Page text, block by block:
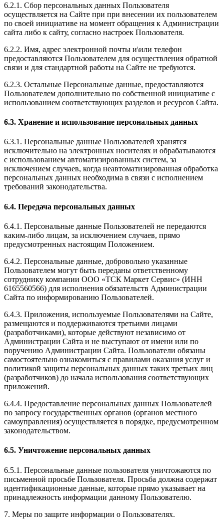
6.2.1. Сбор персональных данных Пользователя
осуществляется на Сайте при при внесении их пользователем
по своей инициативе на момент обращения к Администрации
сайта либо к сайту, согласно настроек Пользователя.
6.2.2. Имя, адрес электронной почты и\или телефон
предоставляются Пользователем для осуществления обратной
связи и для стандартной работы на Сайте не требуются.
6.2.3. Остальные Персональные данные, предоставляются
Пользователем дополнительно по собственной инициативе с
использованием соответствующих разделов и ресурсов Сайта.
6.3. Хранение и использование персональных данных
6.3.1. Персональные данные Пользователей хранятся
исключительно на электронных носителях и обрабатываются
с использованием автоматизированных систем, за
исключением случаев, когда неавтоматизированная обработка
персональных данных необходима в связи с исполнением
требований законодательства.
6.4. Передача персональных данных
6.4.1. Персональные данные Пользователей не передаются
каким-либо лицам, за исключением случаев, прямо
предусмотренных настоящим Положением.
6.4.2. Персональные данные, добровольно указанные
Пользователем могут быть переданы ответственному
сотруднику компании ООО «ТСК Маркет Сервис» (ИНН
6165560566) для исполнения обязательств Администрации
Сайта по информированию Пользователей.
6.4.3. Приложения, используемые Пользователями на Сайте,
размещаются и поддерживаются третьими лицами
(разработчиками), которые действуют независимо от
Администрации Сайта и не выступают от имени или по
поручению Администрации Сайта. Пользователи обязаны
самостоятельно ознакомиться с правилами оказания услуг и
политикой защиты персональных данных таких третьих лиц
(разработчиков) до начала использования соответствующих
приложений.
6.4.4. Предоставление персональных данных Пользователей
по запросу государственных органов (органов местного
самоуправления) осуществляется в порядке, предусмотренном
законодательством.
6.5. Уничтожение персональных данных
6.5.1. Персональные данные пользователя уничтожаются по
письменной просьбе Пользователя. Просьба должна содержат
идентификационные данные, которые прямо указывает на
принадлежность информации данному Пользователю.
7. Меры по защите информации о Пользователях.